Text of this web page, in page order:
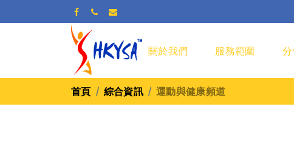
關於我們 服務範圍
首頁 綜合資訊 運動與健康頻道